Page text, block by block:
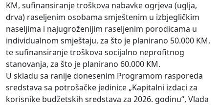
KM, sufinansiranje troškova nabavke ogrjeva (uglja,
drva) raseljenim osobama smještenim u izbjegličkim
naseljima i najugroženijim raseljenim porodicama u
individualnom smještaju, za što je planirano 50.000 KM,
te sufinansiranje troškova socijalno neprofitnog
stanovanja, za što je planirano 60.000 KM.
U skladu sa ranije donesenim Programom rasporeda
sredstava sa potrošačke jedinice „Kapitalni izdaci za
korisnike budžetskih sredstava za 2026. godinu“, Vlada